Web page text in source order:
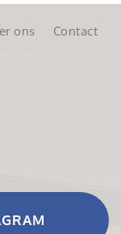
ons Contact